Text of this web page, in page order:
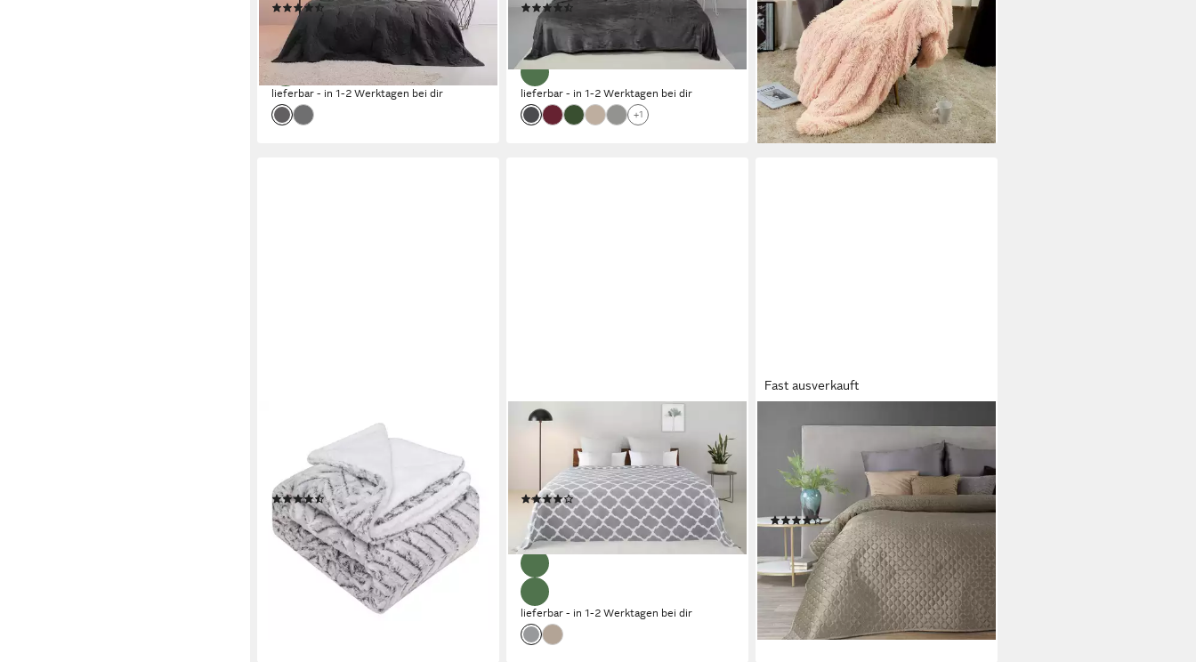
(1451)
ab 13,99 € 25,00 €
-44%
lieferbar - in 1-2 Werktagen bei dir
(117)
ab 14,49 € UVP25,00 €
-42%
lieferbar - in 1-2 Werktagen bei dir
+1
ab 41,49 € UVP52,00 €
lieferbar in 2 Wochen
Tagesdecke Doppellagig, warm,
zottelig, dick, für Babydecke Sofa
Bettwäsche, Winter Geschenk
(3)
37,69 € UVP54,00 €
-30%
lieferbar in 2 Wochen
OTTO HOME
Tagesdecke Alba, leichter Überwurf
ohne Füllung, auch als Tischdecke
verwendbar
(53)
38,49 € UVP43,99 €
-13%
lieferbar - in 1-2 Werktagen bei dir
Fast ausverkauft
Velours Karomuster Weicher
Überwurf, Eleganter Bettüberwurf
Doppelbett
(7)
ab 16,99 € 22,99 €
-26%
lieferbar - in 3-4 Werktagen bei dir
+1